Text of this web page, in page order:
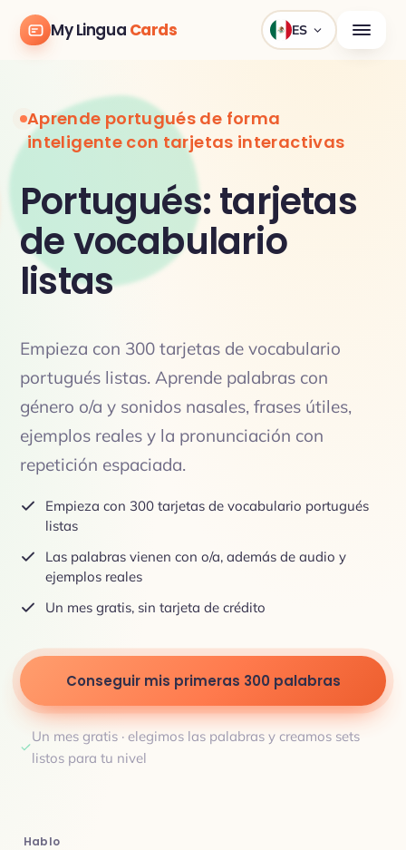
My Lingua Cards ES
Aprende portugués de forma
inteligente con tarjetas interactivas
Portugués: tarjetas
de vocabulario
listas
Empieza con 300 tarjetas de vocabulario
portugués listas. Aprende palabras con
género o/a y sonidos nasales, frases útiles,
ejemplos reales y la pronunciación con
repetición espaciada.
Empieza con 300 tarjetas de vocabulario portugués
listas
Las palabras vienen con o/a, además de audio y
ejemplos reales
Un mes gratis, sin tarjeta de crédito
Conseguir mis primeras 300 palabras
Un mes gratis · elegimos las palabras y creamos sets
listos para tu nivel
Hablo